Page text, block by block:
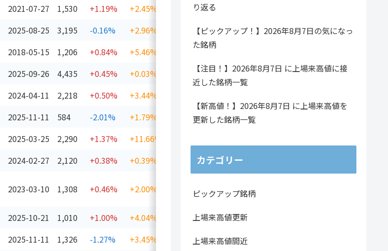
2021-07-27 1,530 +1.19% +2.45% 3,600 1.25倍
2025-08-25 3,195 -0.16% +2.96% 432,400 1.31倍 2784.19億円 プライム
2018-05-15 1,206 +0.84% +5.46% 385,100 1.06倍
2025-09-26 4,435 +0.45% +0.03% 100 0.81倍 93.12億円 スタンダード
2024-04-11 2,218 +0.50% +3.44%
2025-11-11 584 -2.01% +1.79% 137,000 6.64倍
2025-03-25 2,290 +1.37% +11.66%
2024-02-27 2,120 +0.38% +0.39% 2,600 1.13倍
2023-03-10 1,308 +0.46% +2.00% 14,800 1.43倍
2025-10-21 1,010 +1.00% +4.04% 36,200 1.54倍
2025-11-11 1,326 -1.27% +3.45% 8,200 2.97倍
り返る
【ピックアップ！】2026年8月7日の気になっ
た銘柄
【注目！】2026年8月7日 に上場来高値に接
近した銘柄一覧
【新高値！】2026年8月7日 に上場来高値を
更新した銘柄一覧
カテゴリー
ピックアップ銘柄
上場来高値更新
上場来高値間近